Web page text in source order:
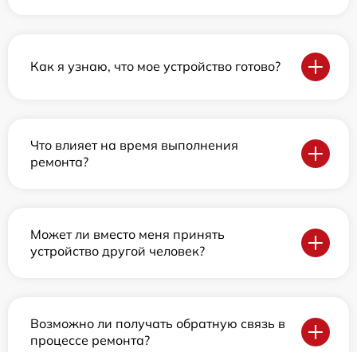
Как я узнаю, что мое устройство готово?
Что влияет на время выполнения
ремонта?
Может ли вместо меня принять
устройство другой человек?
Возможно ли получать обратную связь в
процессе ремонта?